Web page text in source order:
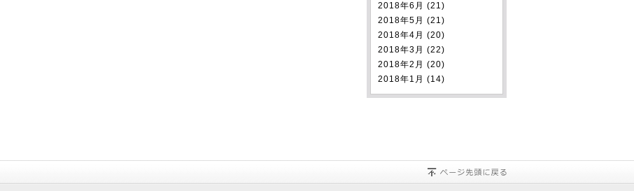
2018年6月 (21)
2018年5月 (21)
2018年4月 (20)
2018年3月 (22)
2018年2月 (20)
2018年1月 (14)